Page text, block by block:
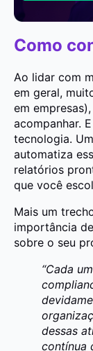
Como
Ao lidar com
em geral,
em
acompanhar.
tecnologia.
automatiza
relatórios
que você
Mais um
importância
sobre o seu
“Cada
dessas
contínua